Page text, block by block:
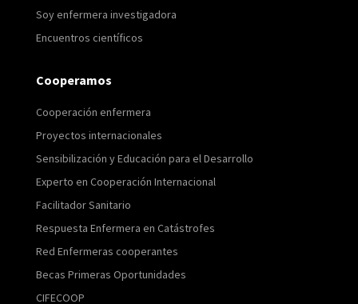
Soy enfermera investigadora
Encuentros científicos
Cooperamos
Cooperación enfermera
Proyectos internacionales
Sensibilización y Educación para el Desarrollo
Experto en Cooperación Internacional
Facilitador Sanitario
Respuesta Enfermera en Catástrofes
Red Enfermeras cooperantes
Becas Primeras Oportunidades
CIFECOOP